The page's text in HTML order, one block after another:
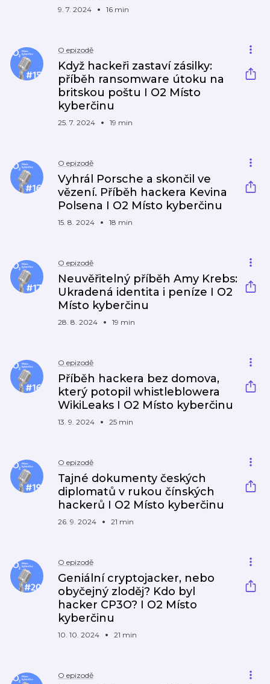
9. 7. 2024 16 min
O epizodě
Když hackeři zastaví zásilky:
příběh ransomware útoku na
britskou poštu I O2 Místo
kyberčinu
25. 7. 2024 19 min
O epizodě
Vyhrál Porsche a skončil ve
vězení. Příběh hackera Kevina
Polsena I O2 Místo kyberčinu
15. 8. 2024 18 min
O epizodě
Neuvěřitelný příběh Amy Krebs:
Ukradená identita i peníze I O2
Místo kyberčinu
28. 8. 2024 19 min
O epizodě
Příběh hackera bez domova,
který potopil whistleblowera
WikiLeaks I O2 Místo kyberčinu
13. 9. 2024 25 min
O epizodě
Tajné dokumenty českých
diplomatů v rukou čínských
hackerů I O2 Místo kyberčinu
26. 9. 2024 21 min
O epizodě
Geniální cryptojacker, nebo
obyčejný zloděj? Kdo byl
hacker CP3O? I O2 Místo
kyberčinu
10. 10. 2024 21 min
O epizodě